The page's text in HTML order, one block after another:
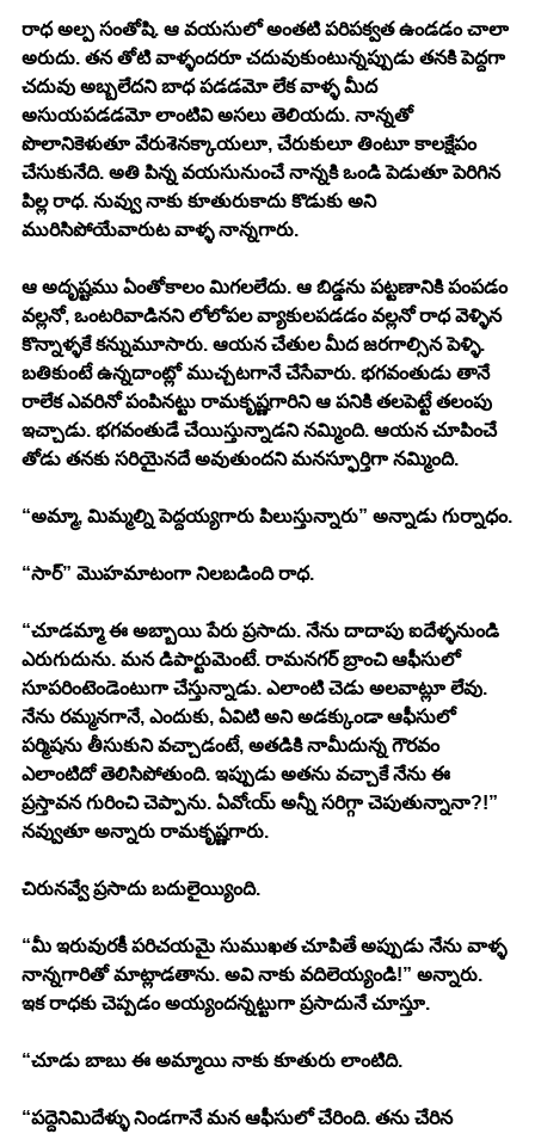
రాధ అల్ప సంతోషి. ఆ వయసులో అంతటి పరిపక్వత ఉండడం చాలా
అరుదు. తన తోటి వాళ్ళందరూ చదువుకుంటున్నప్పుడు తనకి పెద్దగా
చదువు అబ్బలేదని బాధ పడడమో లేక వాళ్ళ మీద
అసుయపడడమో లాంటివి అసలు తెలియదు. నాన్నతో
పొలానికెళుతూ వేరుశెనక్కాయలూ, చేరుకులూ తింటూ కాలక్షేపం
చేసుకునేది. అతి పిన్న వయసునుంచే నాన్నకి ఒండి పెడుతూ పెరిగిన
పిల్ల రాధ. నువ్వు నాకు కూతురుకాదు కొడుకు అని
మురిసిపోయేవారుట వాళ్ళ నాన్నగారు.
ఆ అదృష్టము ఏంతోకాలం మిగలలేదు. ఆ బిడ్డను పట్టణానికి పంపడం
వల్లనో, ఒంటరివాడినని లోలోపల వ్యాకులపడడం వల్లనో రాధ వెళ్ళిన
కొన్నాళ్ళకే కన్నుమూసారు. ఆయన చేతుల మీద జరగాల్సిన పెళ్ళి.
బతికుంటే ఉన్నదాంట్లో ముచ్చటగానే చేసేవారు. భగవంతుడు తానే
రాలేక ఎవరినో పంపినట్టు రామకృష్ణగారిని ఆ పనికి తలపెట్టే తలంపు
ఇచ్చాడు. భగవంతుడే చేయిస్తున్నాడని నమ్మింది. ఆయన చూపించే
తోడు తనకు సరియైనదే అవుతుందని మనస్ఫూర్తిగా నమ్మింది.
“అమ్మా, మిమ్మల్ని పెద్దయ్యగారు పిలుస్తున్నారు” అన్నాడు గుర్నాధం.
“సార్” మొహమాటంగా నిలబడింది రాధ.
“చూడమ్మా ఈ అబ్బాయి పేరు ప్రసాదు. నేను దాదాపు ఐదేళ్ళనుండి
ఎరుగుదును. మన డిపార్టుమెంటే. రామనగర్ బ్రాంచి ఆఫీసులో
సూపరింటెండెంటుగా చేస్తున్నాడు. ఎలాంటి చెడు అలవాట్లూ లేవు.
నేను రమ్మనగానే, ఎందుకు, ఏవిటి అని అడక్కుండా ఆఫీసులో
పర్మిషను తీసుకుని వచ్చాడంటే, అతడికి నామీదున్న గౌరవం
ఎలాంటిదో తెలిసిపోతుంది. ఇప్పుడు అతను వచ్చాకే నేను ఈ
ప్రస్తావన గురించి చెప్పాను. ఏవోఁయ్ అన్నీ సరిగ్గా చెపుతున్నానా?!”
నవ్వుతూ అన్నారు రామకృష్ణగారు.
చిరునవ్వే ప్రసాదు బదులైయ్యింది.
“మీ ఇరువురకీ పరిచయమై సుముఖత చూపితే అప్పుడు నేను వాళ్ళ
నాన్నగారితో మాట్లాడతాను. అవి నాకు వదిలెయ్యండి!” అన్నారు.
ఇక రాధకు చెప్పడం అయ్యందన్నట్టుగా ప్రసాదునే చూస్తూ.
“చూడు బాబు ఈ అమ్మాయి నాకు కూతురు లాంటిది.
“పద్దెనిమిదేళ్ళు నిండగానే మన ఆఫీసులో చేరింది. తను చేరిన